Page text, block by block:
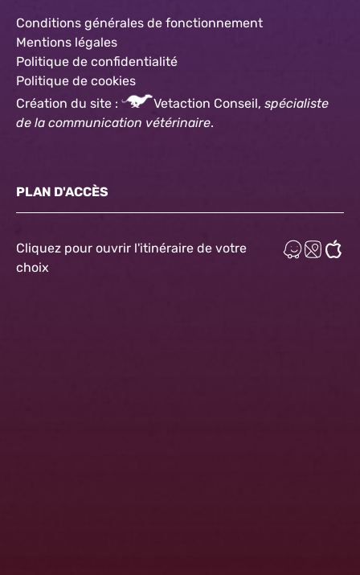
Conditions générales de fonctionnement
Mentions légales
Politique de confidentialité
Politique de cookies
Création du site :
Vetaction Conseil, spécialiste
de la communication vétérinaire.
PLAN D'ACCÈS
Cliquez pour ouvrir l'itinéraire de votre
choix